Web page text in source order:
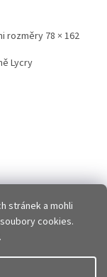
stránek a mohli
cookies.
rozměry 78 × 162
Lycry